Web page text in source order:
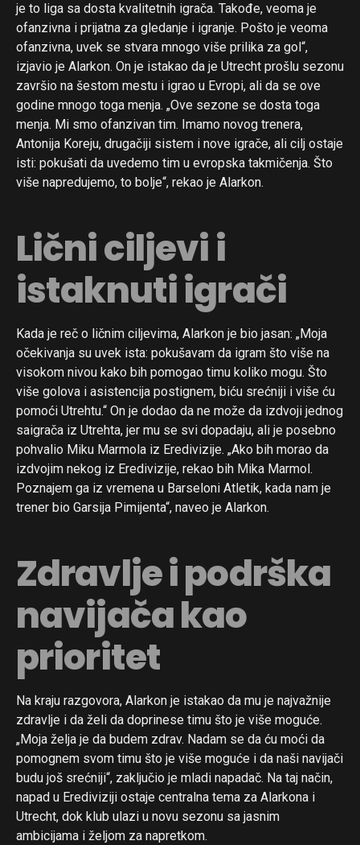
je to liga sa dosta kvalitetnih igrača. Takođe, veoma je
ofanzivna i prijatna za gledanje i igranje. Pošto je veoma
ofanzivna, uvek se stvara mnogo više prilika za gol“,
izjavio je Alarkon. On je istakao da je Utrecht prošlu sezonu
završio na šestom mestu i igrao u Evropi, ali da se ove
godine mnogo toga menja. „Ove sezone se dosta toga
menja. Mi smo ofanzivan tim. Imamo novog trenera,
Antonija Koreju, drugačiji sistem i nove igrače, ali cilj ostaje
isti: pokušati da uvedemo tim u evropska takmičenja. Što
više napredujemo, to bolje“, rekao je Alarkon.
Lični ciljevi i
istaknuti igrači
Kada je reč o ličnim ciljevima, Alarkon je bio jasan: „Moja
očekivanja su uvek ista: pokušavam da igram što više na
visokom nivou kako bih pomogao timu koliko mogu. Što
više golova i asistencija postignem, biću srećniji i više ću
pomoći Utrehtu.“ On je dodao da ne može da izdvoji jednog
saigrača iz Utrehta, jer mu se svi dopadaju, ali je posebno
pohvalio Miku Marmola iz Eredivizije. „Ako bih morao da
izdvojim nekog iz Eredivizije, rekao bih Mika Marmol.
Poznajem ga iz vremena u Barseloni Atletik, kada nam je
trener bio Garsija Pimijenta“, naveo je Alarkon.
Zdravlje i podrška
navijača kao
prioritet
Na kraju razgovora, Alarkon je istakao da mu je najvažnije
zdravlje i da želi da doprinese timu što je više moguće.
„Moja želja je da budem zdrav. Nadam se da ću moći da
pomognem svom timu što je više moguće i da naši navijači
budu još srećniji“, zaključio je mladi napadač. Na taj način,
napad u Erediviziji ostaje centralna tema za Alarkona i
Utrecht, dok klub ulazi u novu sezonu sa jasnim
ambicijama i željom za napretkom.